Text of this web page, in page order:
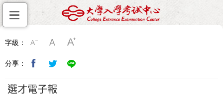
字級：
分享：
選才電子報